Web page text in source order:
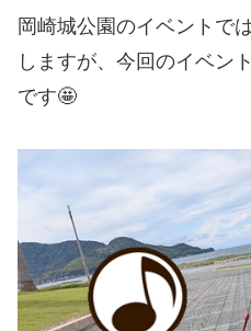
岡崎城公園のイベントで
しますが、今回のイベン
です🤩